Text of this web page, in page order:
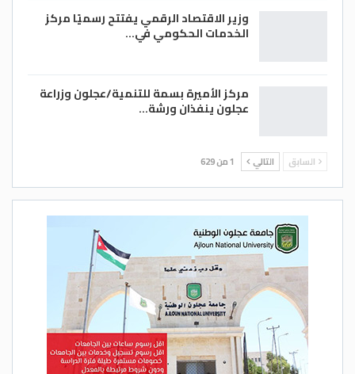
وزير الاقتصاد الرقمي يفتتح رسميًا مركز
الخدمات الحكومي في…
مركز الأميرة بسمة للتنمية/عجلون وزراعة
عجلون ينفذان ورشة…
السابق التالي 1 من 629